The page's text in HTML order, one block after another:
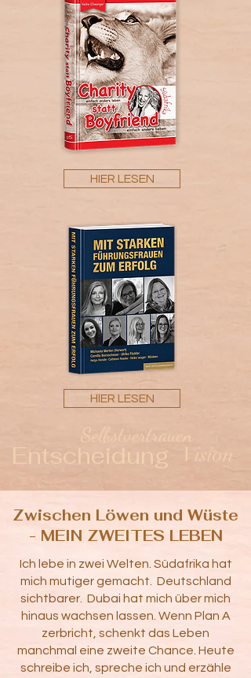
HIER LESEN
HIER LESEN
Entscheidung
Selbstvertrauen
Vision
Zwischen Löwen und Wüste
- MEIN ZWEITES LEBEN
Ich lebe in zwei Welten. Südafrika hat
mich mutiger gemacht. Deutschland
sichtbarer. Dubai hat mich über mich
hinaus wachsen lassen. Wenn Plan A
zerbricht, schenkt das Leben
manchmal eine zweite Chance. Heute
schreibe ich, spreche ich und erzähle